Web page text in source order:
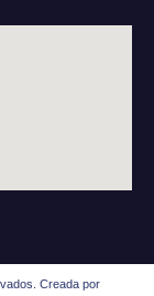
Creada por